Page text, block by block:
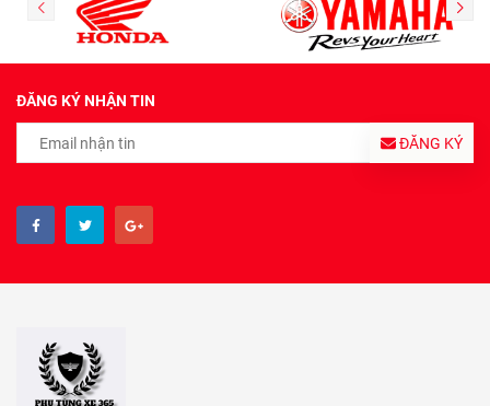
ĐĂNG KÝ NHẬN TIN
ĐĂNG KÝ